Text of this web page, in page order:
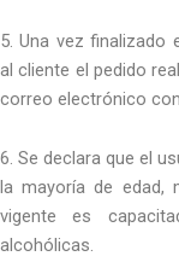
5. Una vez
al cliente el pedido
correo electrónico
6. Se declara que el
la mayoría de edad,
vigente es
alcohólicas.